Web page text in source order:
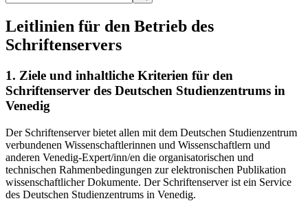
Leitlinien für den Betrieb des
Schriftenservers
1. Ziele und inhaltliche Kriterien für den
Schriftenserver des Deutschen Studienzentrums in
Venedig
Der Schriftenserver bietet allen mit dem Deutschen Studienzentrum
verbundenen Wissenschaftlerinnen und Wissenschaftlern und
anderen Venedig-Expert/inn/en die organisatorischen und
technischen Rahmenbedingungen zur elektronischen Publikation
wissenschaftlicher Dokumente. Der Schriftenserver ist ein Service
des Deutschen Studienzentrums in Venedig.